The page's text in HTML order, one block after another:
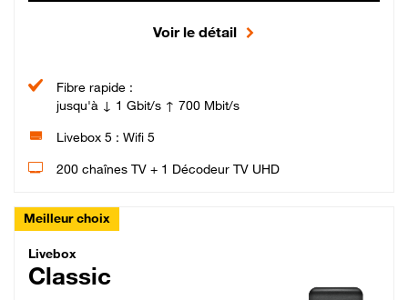
Voir le détail
Fibre rapide :
jusqu'à ↓ 1 Gbit/s ↑ 700 Mbit/s
Livebox 5 : Wifi 5
200 chaînes TV + 1 Décodeur TV UHD
Meilleur choix
Livebox Classic Fibre
Livebox
Classic
29,99 € par mois pendant 12 mois puis 42,99 € par mois, Engagement 12 mois